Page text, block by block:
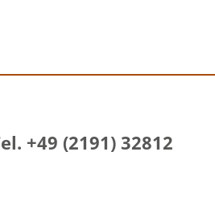
+49 (2191) 32812